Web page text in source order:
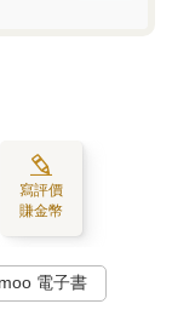
寫評價
賺金幣
電子書